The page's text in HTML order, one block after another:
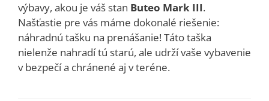
výbavy, akou je váš stan Buteo Mark III.
Našťastie pre vás máme dokonalé riešenie:
náhradnú tašku na prenášanie! Táto taška
nielenže nahradí tú starú, ale udrží vaše vybavenie
v bezpečí a chránené aj v teréne.